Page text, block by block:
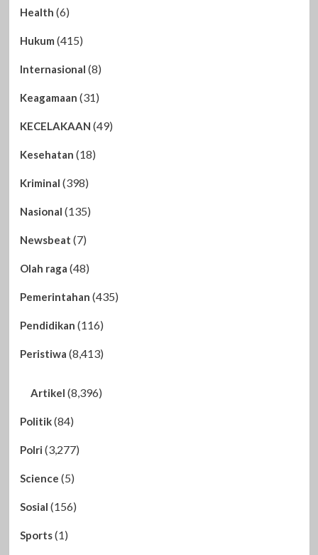
Health (6)
Hukum (415)
Internasional (8)
Keagamaan (31)
KECELAKAAN (49)
Kesehatan (18)
Kriminal (398)
Nasional (135)
Newsbeat (7)
Olah raga (48)
Pemerintahan (435)
Pendidikan (116)
Peristiwa (8,413)
Artikel (8,396)
Politik(84)
Polri (3,277)
Science (5)
Sosial (156)
Sports(1)